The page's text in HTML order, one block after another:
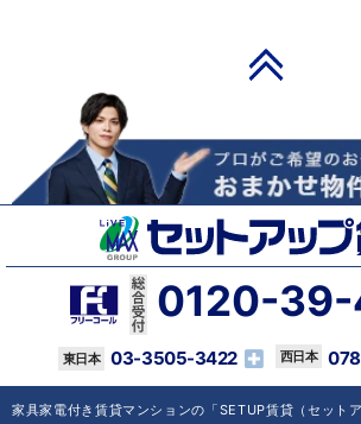
0120-
03-3505-3422
家具家電付き賃貸マンションの「SETUP賃貸（セット